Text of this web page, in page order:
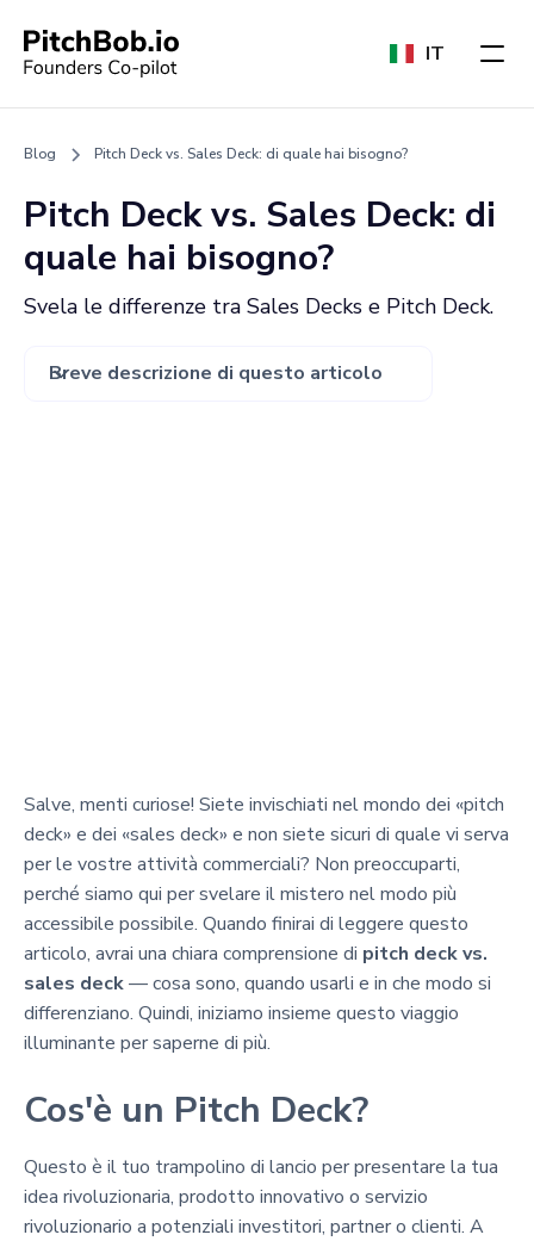
IT
Blog Pitch Deck vs. Sales Deck: di quale hai bisogno?
Pitch Deck vs. Sales Deck: di
quale hai bisogno?
Svela le differenze tra Sales Decks e Pitch Deck.
Breve descrizione di questo articolo
Salve, menti curiose! Siete invischiati nel mondo dei «pitch
deck» e dei «sales deck» e non siete sicuri di quale vi serva
per le vostre attività commerciali? Non preoccuparti,
perché siamo qui per svelare il mistero nel modo più
accessibile possibile. Quando finirai di leggere questo
articolo, avrai una chiara comprensione di pitch deck vs.
sales deck— cosa sono, quando usarli e in che modo si
differenziano. Quindi, iniziamo insieme questo viaggio
illuminante per saperne di più.
Cos'è un Pitch Deck?
Questo è il tuo trampolino di lancio per presentare la tua
idea rivoluzionaria, prodotto innovativo o servizio
rivoluzionario a potenziali investitori, partner o clienti. A